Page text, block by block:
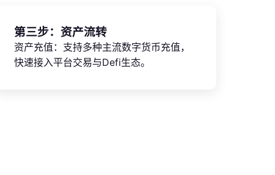
第三步：资产流转
资产充值：支持多种主流数字货币充值，
快速接入平台交易与Defi生态。